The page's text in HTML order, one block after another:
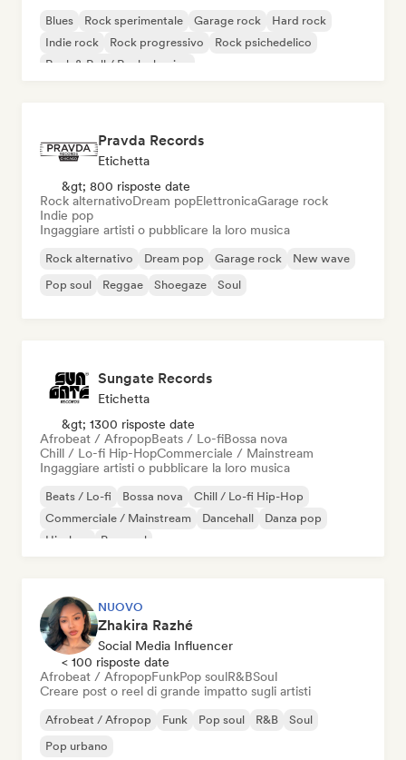
Blues Rock sperimentale Garage rock
Hard rock
Indie rock
Rock progressivo
Rock psichedelico
Rock & Roll / Rock classico
Pravda Records
Etichetta
&gt; 800 risposte date
Rock alternativoDream popElettronicaGarage rock
Indie pop
Ingaggiare artisti o pubblicare la loro musica
Rock alternativo Dream pop Garage rock
New wave
Pop soul
Reggae Shoegaze Soul
Sungate Records
Etichetta
&gt; 1300 risposte date
Afrobeat / AfropopBeats / Lo-fiBossa nova
Chill / Lo-fi Hip-HopCommerciale / Mainstream
Ingaggiare artisti o pubblicare la loro musica
Beats / Lo-fi Bossa nova
Chill / Lo-fi Hip-Hop
Commerciale / Mainstream
Dancehall
Danza pop
Hip-hop
Pop soul
NUOVO
Zhakira Razhé
Social Media Influencer
< 100 risposte date
Afrobeat / AfropopFunkPop soulR&BSoul
Creare post o reel di grande impatto sugli artisti
Afrobeat / Afropop Funk Pop soul R&B
Soul
Pop urbano